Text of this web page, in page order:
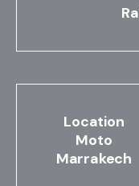
Location
Moto
Marrakech